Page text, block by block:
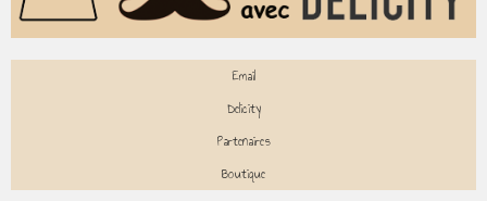
Email
Delicity
Partenaires
Boutique